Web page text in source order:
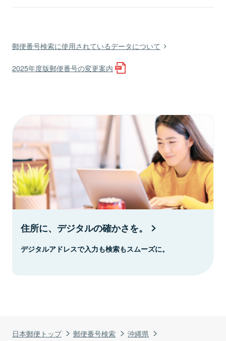
日本郵便トップ 郵便番号検索
沖縄県
郵便番号検索に使用されているデータについて
2025年度版郵便番号の変更案内
住所に、デジタルの確かさを。
デジタルアドレスで入力も検索もスムーズに。